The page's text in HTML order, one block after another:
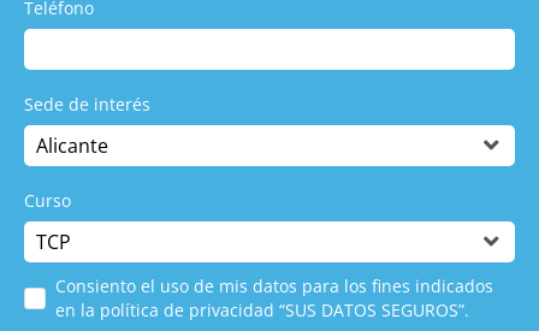
Teléfono
Sede de interés
Curso
Consiento el uso de mis datos para los fines indicados
en la política de privacidad “SUS DATOS SEGUROS”.